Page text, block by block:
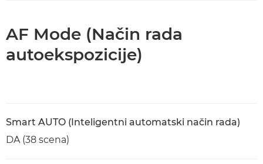
AF Mode (Način rada
autoekspozicije)
Smart AUTO (Inteligentni automatski način rada)
DA (38 scena)